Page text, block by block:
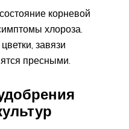
корневой
хлороза.
завязи
пресными.